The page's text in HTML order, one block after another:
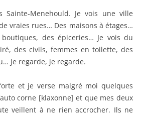
Sainte-Menehould. Je vois une ville
vraies rues… Des maisons à étages…
boutiques, des épiceries… Je vois du
des civils, femmes en toilette, des
Je regarde, je regarde.
et je verse malgré moi quelques
corne [klaxonne] et que mes deux
veillent à ne rien accrocher. Ils ne